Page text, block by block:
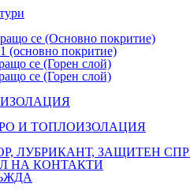
се (Основно покритие)
(основно покритие)
се (Горен слой)
се (Горен слой)
И ТОПЛОИЗОЛАЦИЯ
ЛУБРИКАНТ, ЗАЩИТЕН
НА КОНТАКТИ